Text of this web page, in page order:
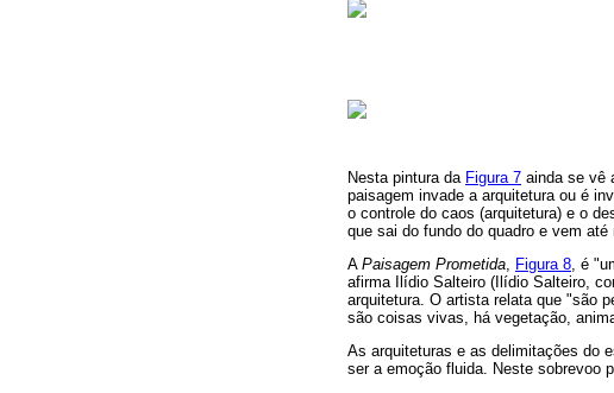
Nesta pintura da Figura 7 ainda se vê
paisagem invade a arquitetura ou é
o controle do caos (arquitetura) e o
que sai do fundo do quadro e vem até
A Paisagem Prometida Figura 8 , é
afirma Ilídio Salteiro (Ilídio Salteiro,
arquitetura. O artista relata que "são
são coisas vivas, há vegetação,
As arquiteturas e as delimitações do
ser a emoção fluida. Neste sobrevoo